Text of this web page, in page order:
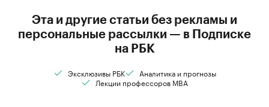
Эта и другие статьи без рекламы и
персональные рассылки — в Подписке
на РБК
Эксклюзивы РБК
Аналитика и прогнозы
Лекции профессоров MBA